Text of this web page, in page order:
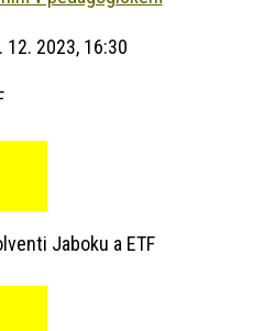
12. 2023, 16:30
Jaboku a ETF